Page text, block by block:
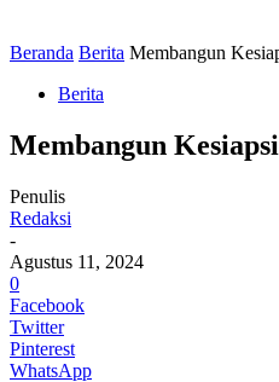
Beranda Berita Membangun
Berita
Membangun
Penulis
Redaksi
-
Agustus 11, 2024
0
Facebook
Twitter
Pinterest
WhatsApp